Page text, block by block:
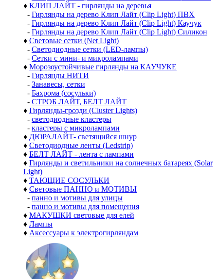
♦ КЛИП ЛАЙТ - гирлянды на деревья
- Гирлянды на дерево Клип Лайт (Clip Light) ПВХ
- Гирлянды на дерево Клип Лайт (Clip Light) Каучук
- Гирлянды на дерево Клип Лайт (Clip Light) Силикон
♦ Световые сетки (Net Light)
- Светодиодные сетки (LED-лампы)
- Сетки с мини- и микролампами
♦ Морозоустойчивые гирлянды на КАУЧУКЕ
- Гирлянды НИТИ
- Занавесы, сетки
- Бахрома (сосульки)
- СТРОБ ЛАЙТ, БЕЛТ ЛАЙТ
♦ Гирлянды-грозди (Cluster Lights)
- светодиодные кластеры
- кластеры с микролампами
♦ ДЮРАЛАЙТ- светящийся шнур
♦ Светодиодные ленты (Ledstrip)
♦ БЕЛТ ЛАЙТ - лента с лампами
♦ Гирлянды и светильники на солнечных батареях (Solar
Light)
♦ ТАЮЩИЕ СОСУЛЬКИ
♦ Световые ПАННО и МОТИВЫ
- панно и мотивы для улицы
- панно и мотивы для помещения
♦ МАКУШКИ световые для елей
♦ Лампы
♦ Аксессуары к электрогирляндам